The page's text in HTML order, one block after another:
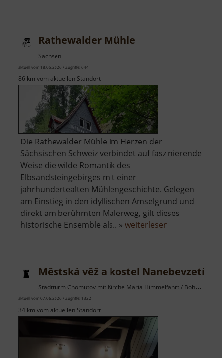
der
Fähre
Rathewalder Mühle
Sachsen
aktuell vom 18.05.2026 / Zugriffe: 644
86 km vom aktuellen Standort
Die Rathewalder Mühle im Herzen der
Sächsischen Schweiz verbindet auf faszinierende
Weise die wilde Romantik des
Elbsandsteingebirges mit einer
jahrhundertealten Mühlengeschichte. Gelegen
am Einstieg in den idyllischen Amselgrund und
direkt am berühmten Malerweg, gilt dieses
historische Ensemble als.. » weiterlesen
Městská věž a kostel Nanebevzetí
Stadtturm Chomutov mit Kirche Mariä Himmelfahrt / Böhmisches Erzgebirge
aktuell vom 07.06.2026 / Zugriffe: 1322
34 km vom aktuellen Standort